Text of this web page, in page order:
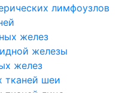
лимфоузлов
желез
железы
желез
тканей шеи